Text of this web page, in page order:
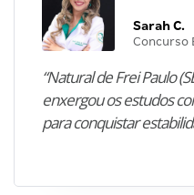
Sarah C.
Concurso
“Natural de Frei Paulo
enxergou os estudos
para conquistar